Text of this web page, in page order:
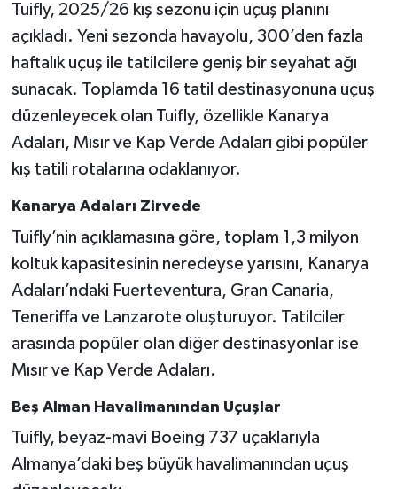
Tuifly, 2025/26 kış sezonu için uçuş planını
açıkladı. Yeni sezonda havayolu, 300’den fazla
haftalık uçuş ile tatilcilere geniş bir seyahat ağı
sunacak. Toplamda 16 tatil destinasyonuna uçuş
düzenleyecek olan Tuifly, özellikle Kanarya
Adaları, Mısır ve Kap Verde Adaları gibi popüler
kış tatili rotalarına odaklanıyor.
Kanarya Adaları Zirvede
Tuifly’nin açıklamasına göre, toplam 1,3 milyon
koltuk kapasitesinin neredeyse yarısını, Kanarya
Adaları’ndaki Fuerteventura, Gran Canaria,
Teneriffa ve Lanzarote oluşturuyor. Tatilciler
arasında popüler olan diğer destinasyonlar ise
Mısır ve Kap Verde Adaları.
Beş Alman Havalimanından Uçuşlar
Tuifly, beyaz-mavi Boeing 737 uçaklarıyla
Almanya’daki beş büyük havalimanından uçuş